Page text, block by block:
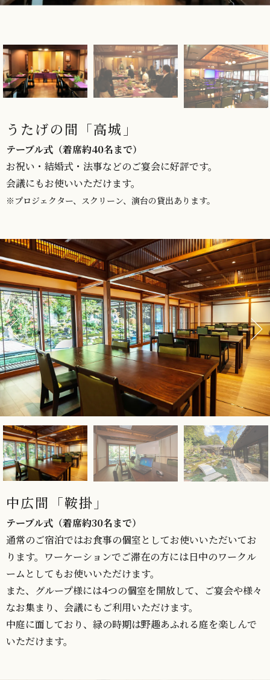
うたげの間「高城」
テーブル式（着席約40名まで）
お祝い・結婚式・法事などのご宴会に好評です。
会議にもお使いいただけます。
※プロジェクター、スクリーン、演台の貸出あります。
中広間「鞍掛」
テーブル式（着席約30名まで）
通常のご宿泊ではお食事の個室としてお使いいただいてお
ります。ワーケーションでご滞在の方には日中のワークル
ームとしてもお使いいただけます。
また、グループ様には4つの個室を開放して、ご宴会や様々
なお集まり、会議にもご利用いただけます。
中庭に面しており、緑の時期は野趣あふれる庭を楽しんで
いただけます。